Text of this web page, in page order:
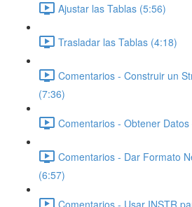
Ajustar las Tablas (5:56)
Trasladar las Tablas (4:18)
Comentarios - Construir un
(7:36)
Comentarios - Obtener
Comentarios - Dar Formato
(6:57)
Comentarios - Usar INSTR